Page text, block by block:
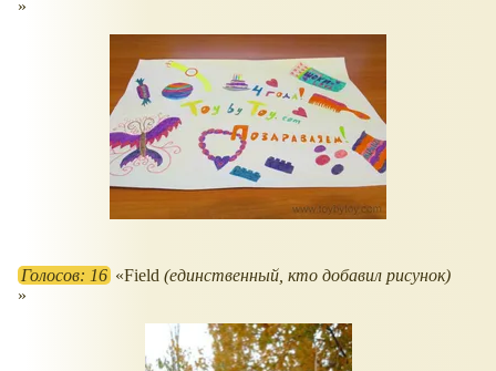
Голосов: 16 Field (единственный, кто добавил рисунок)